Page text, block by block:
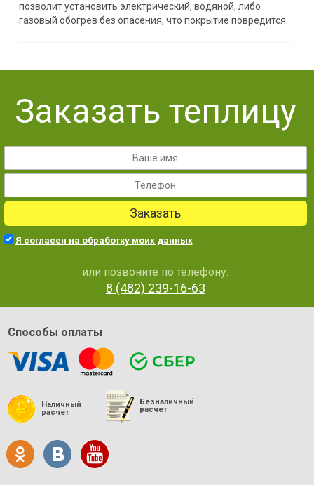
позволит установить электрический, водяной, либо
газовый обогрев без опасения, что покрытие повредится.
Заказать теплицу
Заказать
Я согласен на обработку моих данных
или позвоните по телефону:
8 (482) 239-16-63
Способы оплаты
Наличный
расчет
Безналичный
расчет